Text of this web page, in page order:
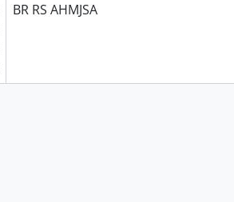
BR RS AHMJSA